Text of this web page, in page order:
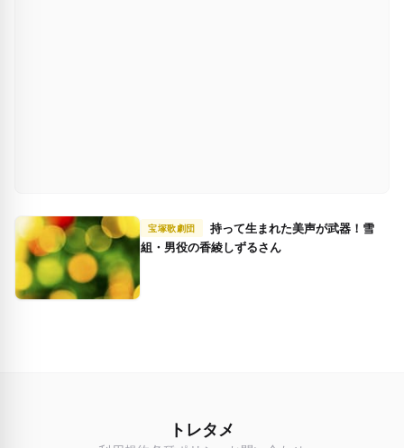
宝塚歌劇団
組・男役の香綾しずるさん
トレタメ